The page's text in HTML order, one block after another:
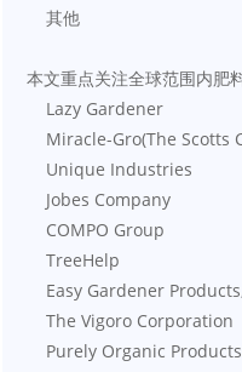
    其他
本文重点关注全球范围内肥
    Lazy Gardener
Miracle-Gro(The
    Unique Industries
    Jobes Company
    COMPO Group
    TreeHelp
Easy Gardener
    The Vigoro Corporation
    Purely Organic Products